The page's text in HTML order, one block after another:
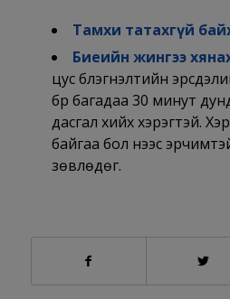
Тамхи татахгүй
Биеийн жингээ
цус бүлэгнэлтийн
бүр багадаа 30 минут
дасгал хийх хэрэгтэй.
байгаа бол үүнээс
зөвлөдөг.